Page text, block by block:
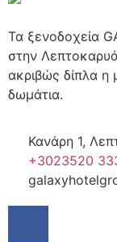
Τα ξενοδοχεία
στην
ακριβώς δίπλα η
δωμάτια.
Κανάρη 1,
+3023520